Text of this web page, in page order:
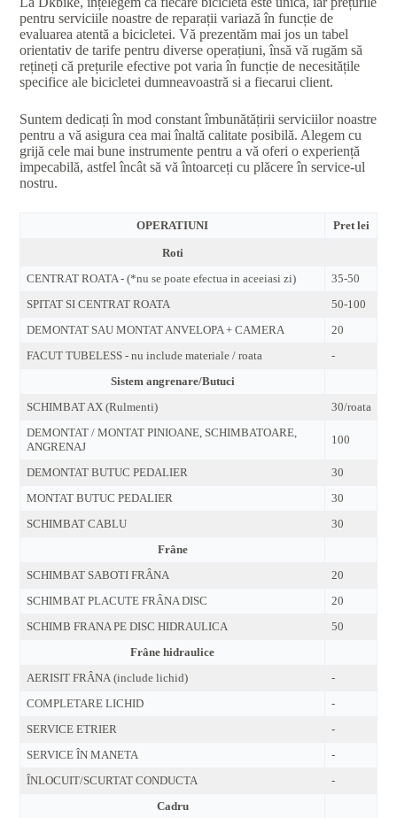
pentru serviciile noastre de reparații variază în funcție de
evaluarea atentă a bicicletei. Vă prezentăm mai jos un tabel
orientativ de tarife pentru diverse operațiuni, însă vă rugăm să
rețineți că prețurile efective pot varia în funcție de necesitățile
specifice ale bicicletei dumneavoastră si a fiecarui client.
Suntem dedicați în mod constant îmbunătățirii serviciilor noastre
pentru a vă asigura cea mai înaltă calitate posibilă. Alegem cu
grijă cele mai bune instrumente pentru a vă oferi o experiență
impecabilă, astfel încât să vă întoarceți cu plăcere în service-ul
nostru.
OPERATIUNI Pret lei
Roti
CENTRAT ROATA - (*nu se poate efectua in aceeiasi zi)
35-50
SPITAT SI CENTRAT ROATA
50-100
DEMONTAT SAU MONTAT ANVELOPA + CAMERA
20
FACUT TUBELESS - nu include materiale / roata
-
Sistem angrenare/Butuci
SCHIMBAT AX (Rulmenti)
30/roata
DEMONTAT / MONTAT PINIOANE, SCHIMBATOARE,
ANGRENAJ
100
DEMONTAT BUTUC PEDALIER
30
MONTAT BUTUC PEDALIER
30
SCHIMBAT CABLU
30
Frâne
SCHIMBAT SABOTI FRÂNA
20
SCHIMBAT PLACUTE FRÂNA DISC
20
SCHIMB FRANA PE DISC HIDRAULICA
50
Frâne hidraulice
AERISIT FRÂNA (include lichid)
-
COMPLETARE LICHID
-
SERVICE ETRIER
-
SERVICE ÎN MANETA
-
ÎNLOCUIT/SCURTAT CONDUCTA
-
Cadru